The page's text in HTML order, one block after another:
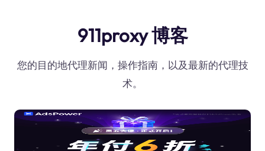
911proxy 博客
您的目的地代理新闻，操作指南，以及最新的代理技
术。